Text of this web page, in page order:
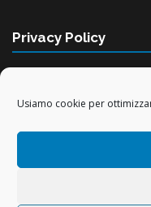
Usiamo cookie per
Privacy Policy
TRATTAMENTO DATI